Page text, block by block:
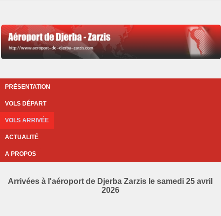
PRÉSENTATION
VOLS DÉPART
VOLS ARRIVÉE
ACTUALITÉ
A PROPOS
Arrivées à l'aéroport de Djerba Zarzis le samedi 25 avril
2026